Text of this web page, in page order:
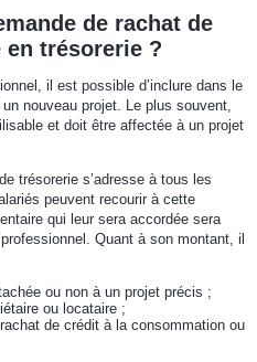
de rachat de
trésorerie ?
il est possible d’inclure dans le
nouveau projet. Le plus souvent,
et doit être affectée à un projet
trésorerie s’adresse à tous les
peuvent recourir à cette
qui leur sera accordée sera
Quant à son montant, il
ou non à un projet précis ;
ou locataire ;
de crédit à la consommation ou